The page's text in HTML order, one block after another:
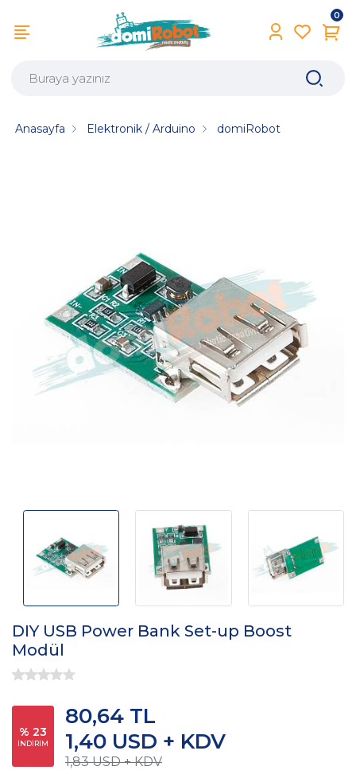
0
Anasayfa Elektronik / Arduino domiRobot
DIY USB Power Bank Set-up Boost
Modül
% 23
İNDİRİM
1,83 USD + KDV
1,40 USD + KDV
80,64 TL